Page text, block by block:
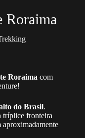
Roraima
Roraima com
do Brasil.
tríplice fronteira
aproximadamente